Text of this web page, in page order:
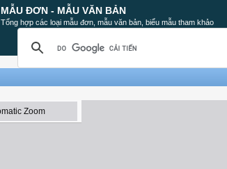
MẪU ĐƠN - MẪU VĂN BẢN
Tổng hợp các loại mẫu đơn, mẫu văn bản, biểu mẫu tham khảo